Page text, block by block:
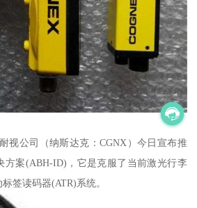
视公司（纳斯达克：CGNX）今日宣布推
方案(ABH-ID)，它是克服了当前激光行李
签读码器(ATR)系统。